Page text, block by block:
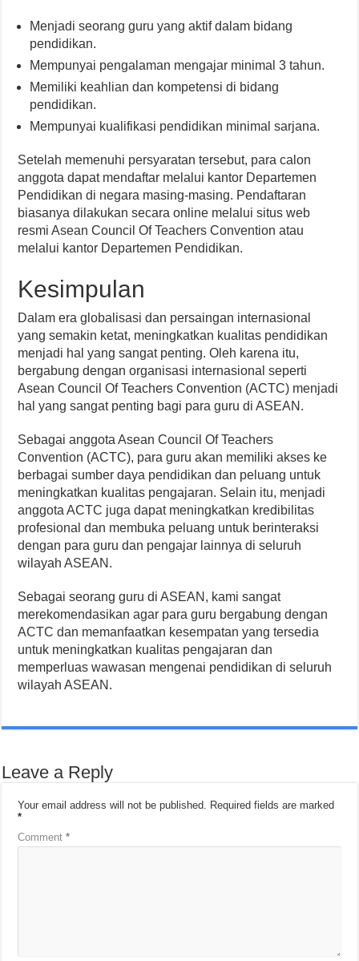
Menjadi seorang guru yang aktif dalam bidang
pendidikan.
Mempunyai pengalaman mengajar minimal 3 tahun.
Memiliki keahlian dan kompetensi di bidang
pendidikan.
Mempunyai kualifikasi pendidikan minimal sarjana.
Setelah memenuhi persyaratan tersebut, para calon
anggota dapat mendaftar melalui kantor Departemen
Pendidikan di negara masing-masing. Pendaftaran
biasanya dilakukan secara online melalui situs web
resmi Asean Council Of Teachers Convention atau
melalui kantor Departemen Pendidikan.
Kesimpulan
Dalam era globalisasi dan persaingan internasional
yang semakin ketat, meningkatkan kualitas pendidikan
menjadi hal yang sangat penting. Oleh karena itu,
bergabung dengan organisasi internasional seperti
Asean Council Of Teachers Convention (ACTC) menjadi
hal yang sangat penting bagi para guru di ASEAN.
Sebagai anggota Asean Council Of Teachers
Convention (ACTC), para guru akan memiliki akses ke
berbagai sumber daya pendidikan dan peluang untuk
meningkatkan kualitas pengajaran. Selain itu, menjadi
anggota ACTC juga dapat meningkatkan kredibilitas
profesional dan membuka peluang untuk berinteraksi
dengan para guru dan pengajar lainnya di seluruh
wilayah ASEAN.
Sebagai seorang guru di ASEAN, kami sangat
merekomendasikan agar para guru bergabung dengan
ACTC dan memanfaatkan kesempatan yang tersedia
untuk meningkatkan kualitas pengajaran dan
memperluas wawasan mengenai pendidikan di seluruh
wilayah ASEAN.
Leave a Reply
Your email address will not be published. Required fields are marked
*
Comment*